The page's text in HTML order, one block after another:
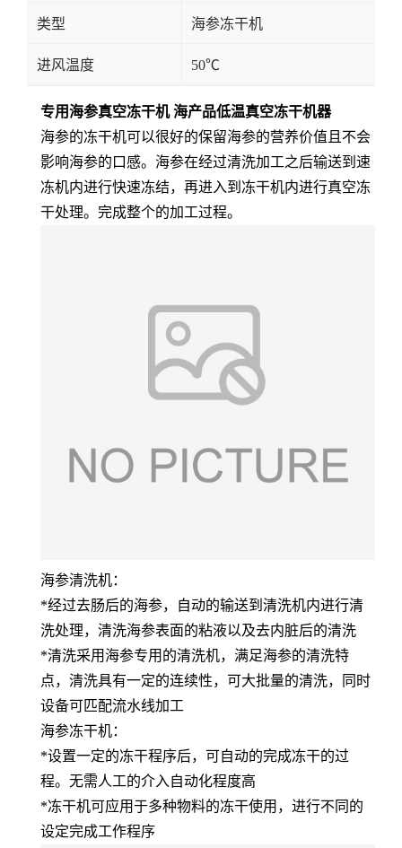
类型 海参冻干机
进风温度 50℃
专用海参真空冻干机 海产品低温真空冻干机器
海参的冻干机可以很好的保留海参的营养价值且不会
影响海参的口感。海参在经过清洗加工之后输送到速
冻机内进行快速冻结，再进入到冻干机内进行真空冻
干处理。完成整个的加工过程。
海参清洗机：
*经过去肠后的海参，自动的输送到清洗机内进行清
洗处理，清洗海参表面的粘液以及去内脏后的清洗
*清洗采用海参专用的清洗机，满足海参的清洗特
点，清洗具有一定的连续性，可大批量的清洗，同时
设备可匹配流水线加工
海参冻干机：
*设置一定的冻干程序后，可自动的完成冻干的过
程。无需人工的介入自动化程度高
*冻干机可应用于多种物料的冻干使用，进行不同的
设定完成工作程序